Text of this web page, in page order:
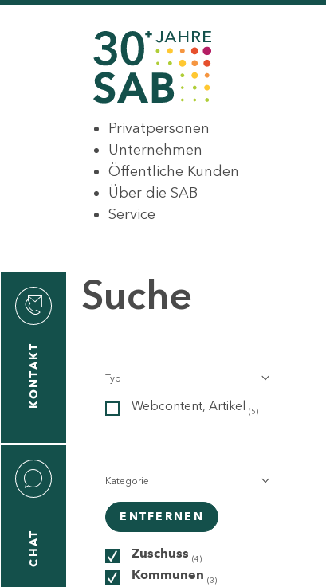
Privatpersonen
Unternehmen
Öffentliche Kunden
Über die SAB
Service
KONTAKT
CHAT
Suche
Typ
Webcontent, Artikel (5)
Kategorie
ENTFERNEN
Zuschuss (4)
Kommunen (3)